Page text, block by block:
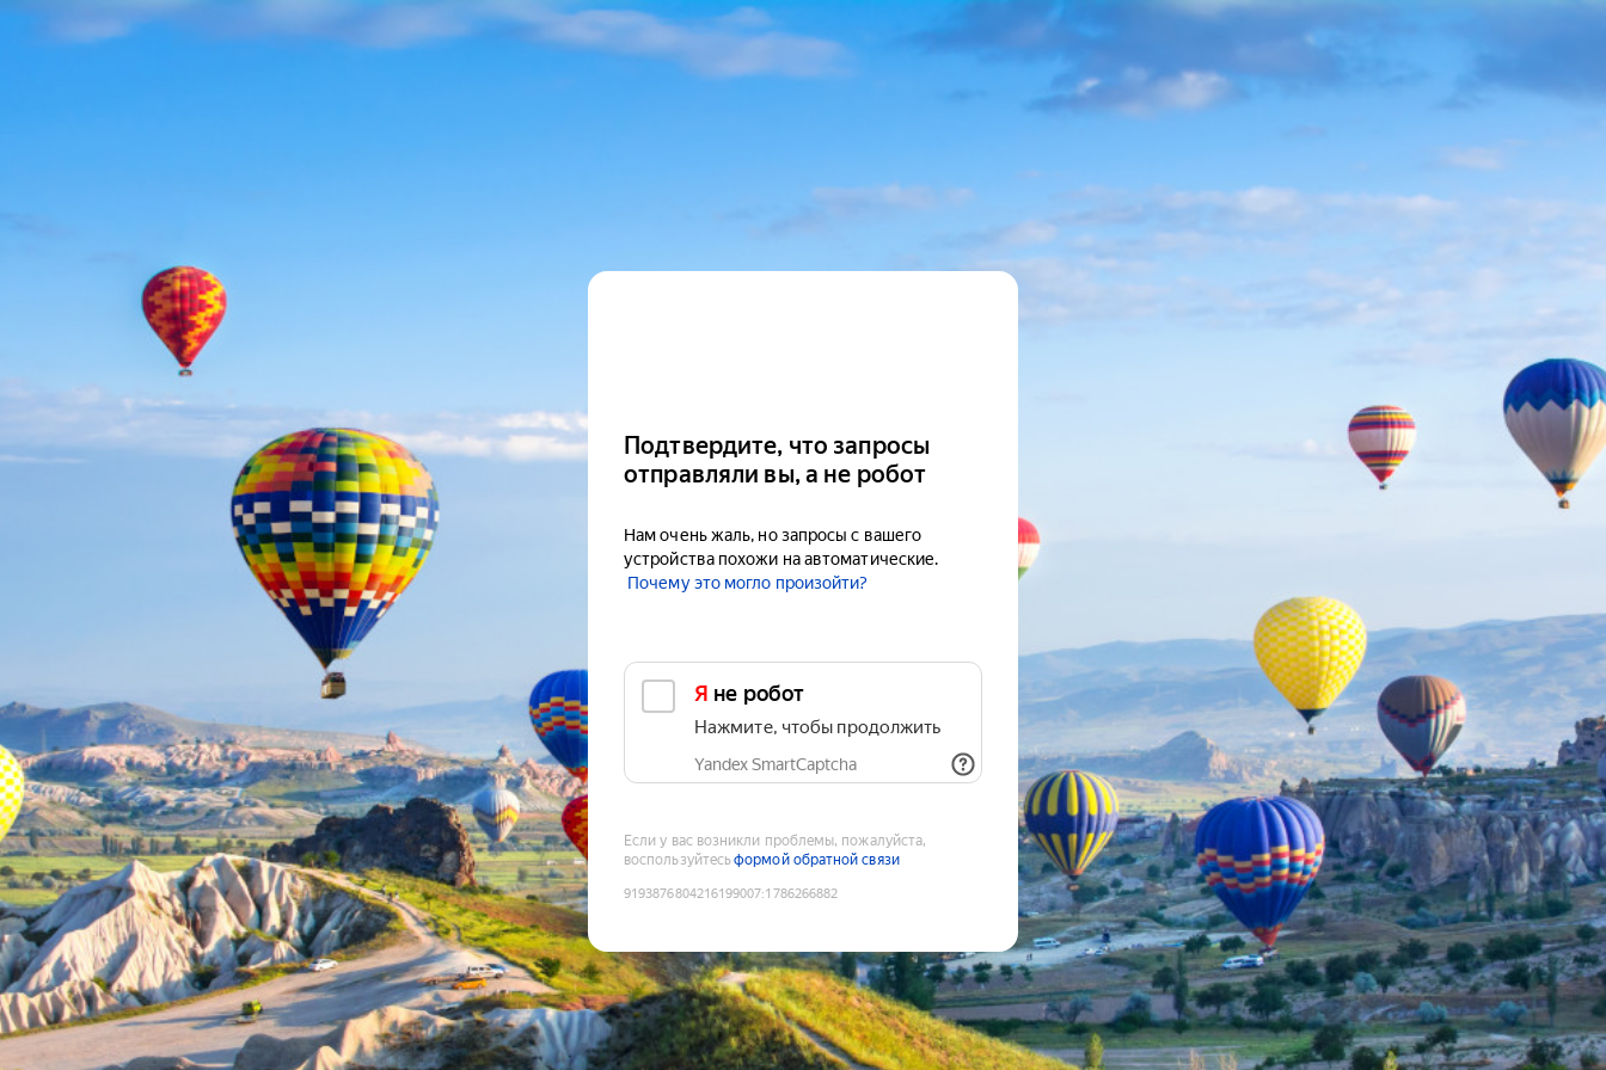
Подтвердите, что запросы
отправляли вы, а не робот
Нам очень жаль, но запросы с вашего
устройства похожи на автоматические.
Почему это могло произойти?
Я не робот
Нажмите, чтобы продолжить
Yandex SmartCaptcha
Если у вас возникли проблемы, пожалуйста,
воспользуйтесьформой обратной связи
9193876804216199007:1786266882